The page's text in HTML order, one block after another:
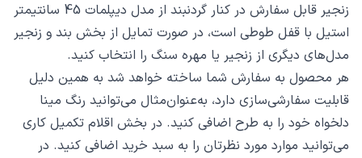
زنجیر قابل سفارش در کنار گردنبند از مدل دیپلمات 45 سانتیمتر
استیل با قفل طوطی است، در صورت تمایل از بخش بند و زنجیر
مدل‌های دیگری از زنجیر یا مهره سنگ را انتخاب کنید.
هر محصول به سفارش شما ساخته خواهد شد به همین دلیل
قابلیت سفارشی‌سازی دارد، به‌عنوان‌مثال می‌توانید رنگ مینا
دلخواه خود را به طرح اضافی کنید. در بخش اقلام تکمیل کاری
می‌توانید موارد مورد نظرتان را به سبد خرید اضافی کنید. در